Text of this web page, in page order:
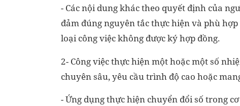
- Các nội dung khác theo quyết định của
đảm đúng nguyên tắc thực hiện và phù
loại công việc không được ký hợp đồng.
2- Công việc thực hiện một hoặc một số
chuyên sâu, yêu cầu trình độ cao hoặc
- Ứng dụng thực hiện chuyển đổi số trong